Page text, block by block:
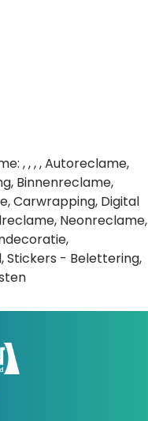
, , , , Autoreclame,
Binnenreclame,
Carwrapping, Digital
Neonreclame,
Stickers - Belettering,